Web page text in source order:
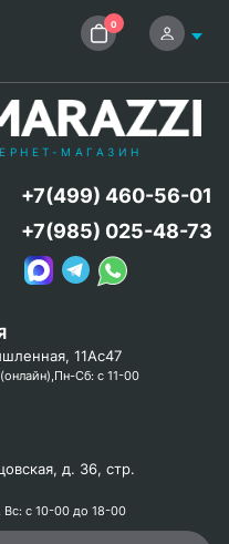
0
МАГАЗИН
11Ас47
Сб: с 11-00
д. 36, стр.
с 10-00 до 18-00
+7(499) 460-56-01
+7(985) 025-48-73